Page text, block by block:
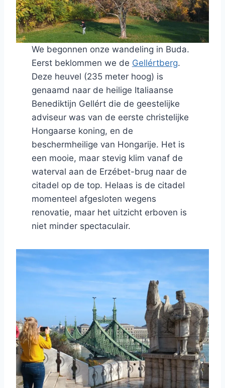
We begonnen onze wandeling in Buda.
Eerst beklommen we de Gellértberg.
Deze heuvel (235 meter hoog) is
genaamd naar de heilige Italiaanse
Benediktijn Gellért die de geestelijke
adviseur was van de eerste christelijke
Hongaarse koning, en de
beschermheilige van Hongarije. Het is
een mooie, maar stevig klim vanaf de
waterval aan de Erzébet-brug naar de
citadel op de top. Helaas is de citadel
momenteel afgesloten wegens
renovatie, maar het uitzicht erboven is
niet minder spectaculair.